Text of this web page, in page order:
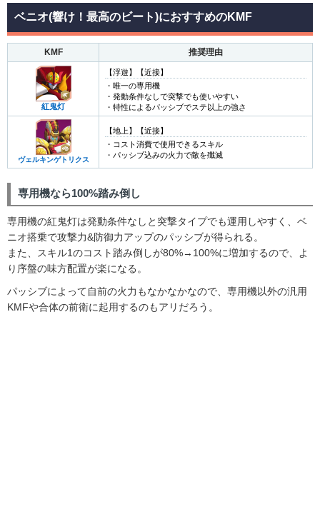
ベニオ(響け！最高のビート)におすすめのKMF
KMF 推奨理由
紅鬼灯
【浮遊】【近接】
・唯一の専用機
・発動条件なしで突撃でも使いやすい
・特性によるパッシブでステ以上の強さ
ヴェルキンゲトリクス
【地上】【近接】
・コスト消費で使用できるスキル
・パッシブ込みの火力で敵を殲滅
専用機なら100%踏み倒し
専用機の紅鬼灯は発動条件なしと突撃タイプでも運用しやすく、ベ
ニオ搭乗で攻撃力&防御力アップのパッシブが得られる。
また、スキル1のコスト踏み倒しが80%→100%に増加するので、よ
り序盤の味方配置が楽になる。
パッシブによって自前の火力もなかなかなので、専用機以外の汎用
KMFや合体の前衛に起用するのもアリだろう。